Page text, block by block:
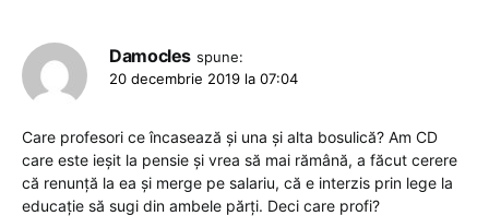
Damocles spune:
20 decembrie 2019 la 07:04
Care profesori ce încasează și una și alta bosulică? Am CD
care este ieșit la pensie și vrea să mai rămână, a făcut cerere
că renunță la ea și merge pe salariu, că e interzis prin lege la
educație să sugi din ambele părți. Deci care profi?